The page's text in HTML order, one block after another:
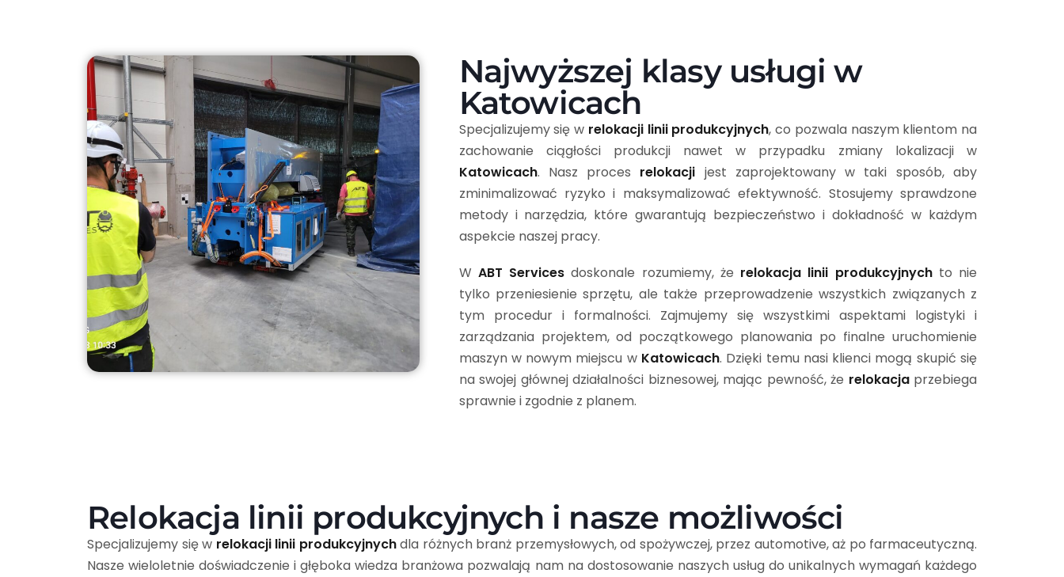
Najwyższej klasy usługi w
Katowicach
Specjalizujemy się w relokacji linii produkcyjnych, co pozwala naszym klientom na
zachowanie ciągłości produkcji nawet w przypadku zmiany lokalizacji w
Katowicach. Nasz proces relokacji jest zaprojektowany w taki sposób, aby
zminimalizować ryzyko i maksymalizować efektywność. Stosujemy sprawdzone
metody i narzędzia, które gwarantują bezpieczeństwo i dokładność w każdym
aspekcie naszej pracy.
W ABT Services doskonale rozumiemy, że relokacja linii produkcyjnychto nie
tylko przeniesienie sprzętu, ale także przeprowadzenie wszystkich związanych z
tym procedur i formalności. Zajmujemy się wszystkimi aspektami logistyki i
zarządzania projektem, od początkowego planowania po finalne uruchomienie
maszyn w nowym miejscu w Katowicach. Dzięki temu nasi klienci mogą skupić się
na swojej głównej działalności biznesowej, mając pewność, że relokacjaprzebiega
sprawnie i zgodnie z planem.
Relokacja linii produkcyjnych i nasze możliwości
Specjalizujemy się w relokacji linii produkcyjnychdla różnych branż przemysłowych, od spożywczej, przez automotive, aż po farmaceutyczną.
Nasze wieloletnie doświadczenie i głęboka wiedza branżowa pozwalają nam na dostosowanie naszych usług do unikalnych wymagań każdego